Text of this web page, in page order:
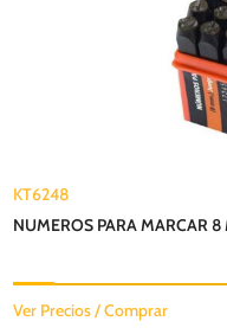
KT6248
NUMEROS PARA MARCAR
Ver Precios / Comprar